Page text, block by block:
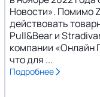
Новости». Помимо
действовать
Pull&Bear и
компании «Онлайн
что для ...
Подробнее